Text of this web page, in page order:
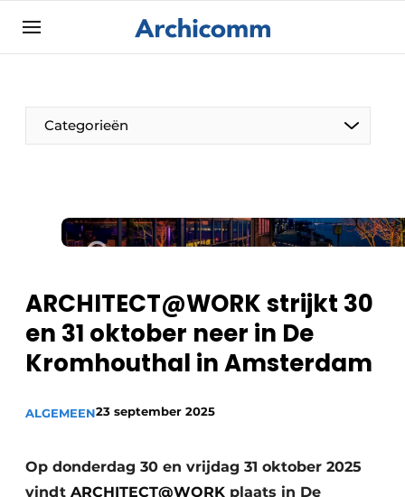
Aanmelden
ArchiComm | Magazine over architectuur,
interieur- & landschapsarchitectuur
Nieuwsbrief
Privacy / Cookie statement
Vacature aanmelden
Vacatures
Categorieën
De Pen
ARCHITECT@WORK strijkt 30
en 31 oktober neer in De
Kromhouthal in Amsterdam
ALGEMEEN23 september 2025
Op donderdag 30 en vrijdag 31 oktober 2025
vindt ARCHITECT@WORK plaats in De